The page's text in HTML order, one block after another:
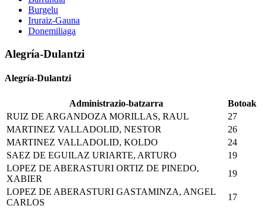
Burgelu
Iruraiz-Gauna
Donemiliaga
Alegría-Dulantzi
Alegría-Dulantzi
Administrazio-batzarra
Botoak
RUIZ DE ARGANDOZA MORILLAS, RAUL
27
MARTINEZ VALLADOLID, NESTOR
26
MARTINEZ VALLADOLID, KOLDO
24
SAEZ DE EGUILAZ URIARTE, ARTURO
19
LOPEZ DE ABERASTURI ORTIZ DE PINEDO,
XABIER
19
LOPEZ DE ABERASTURI GASTAMINZA, ANGEL
CARLOS
17